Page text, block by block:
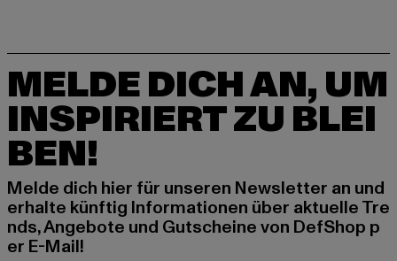
MELDE DICH AN, UM
INSPIRIERT ZU BLEI
BEN!
Melde dich hier für unseren Newsletter an und
erhalte künftig Informationen über aktuelle Tre
nds, Angebote und Gutscheine von DefShop p
er E-Mail!